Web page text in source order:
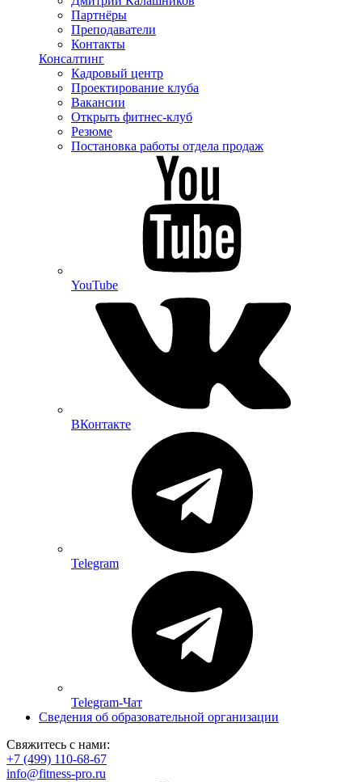
Партнёры
Преподаватели
Контакты
Консалтинг
Кадровый центр
Проектирование клуба
Вакансии
Открыть фитнес-клуб
Резюме
Постановка работы отдела продаж
YouTube
ВКонтакте
Telegram
Telegram-Чат
Сведения об образовательной организации
Свяжитесь с нами:
+7 (499) 110-68-67
info@fitness-pro.ru